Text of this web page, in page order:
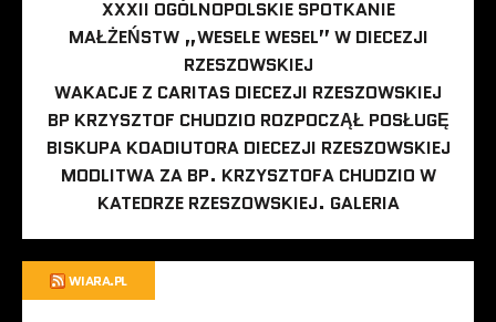
XXXII OGÓLNOPOLSKIE SPOTKANIE
MAŁŻEŃSTW „WESELE WESEL” W DIECEZJI
RZESZOWSKIEJ
WAKACJE Z CARITAS DIECEZJI RZESZOWSKIEJ
BP KRZYSZTOF CHUDZIO ROZPOCZĄŁ POSŁUGĘ
BISKUPA KOADIUTORA DIECEZJI RZESZOWSKIEJ
MODLITWA ZA BP. KRZYSZTOFA CHUDZIO W
KATEDRZE RZESZOWSKIEJ. GALERIA
WIARA.PL